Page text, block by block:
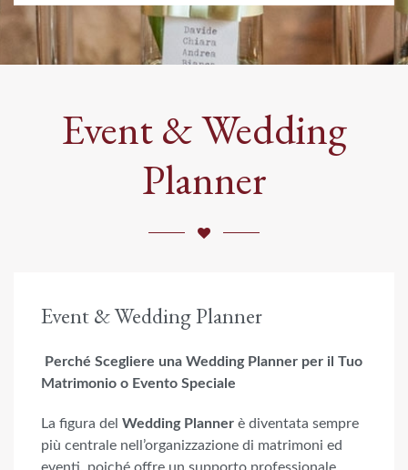
Event & Wedding
Planner
Event & Wedding Planner
Perché Scegliere una Wedding Planner per il Tuo
Matrimonio o Evento Speciale
La figura del Wedding Planner è diventata sempre
più centrale nell’organizzazione di matrimoni ed